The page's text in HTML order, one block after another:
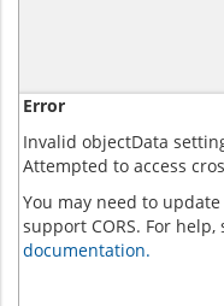
Error
Invalid objectData
Attempted to access
You may need to
support CORS. For help,
documentation.